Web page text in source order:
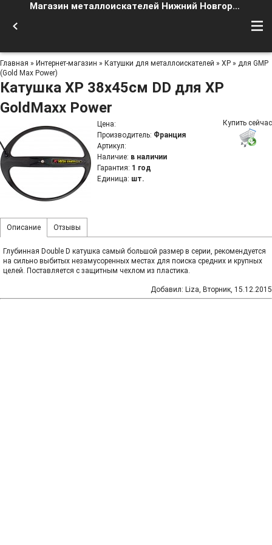
Магазин металлоискателей Нижний Новгород
Главная » Интернет-магазин » Катушки для металлоискателей » XP » для GMP
(Gold Max Power)
Катушка XP 38x45см DD для XP
GoldMaxx Power
Цена:
Производитель: Франция
Артикул:
Наличие: в наличии
Гарантия: 1 год
Единица: шт.
Купить сейчас
Описание Отзывы
Глубинная Double D катушка самый большой размер в серии, рекомендуется
на сильно выбитых незамусоренных местах для поиска средних и крупных
целей. Поставляется с защитным чехлом из пластика.
Добавил: Liza, Вторник, 15.12.2015